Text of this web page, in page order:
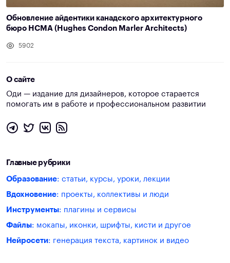
Обновление айдентики канадского архитектурного
бюро HCMA (Hughes Condon Marler Architects)
5902
О сайте
Оди — издание для дизайнеров, которое старается
помогать им в работе и профессиональном развитии
Главные рубрики
Образование: статьи, курсы, уроки, лекции
Вдохновение: проекты, коллективы и люди
Инструменты: плагины и сервисы
Файлы: мокапы, иконки, шрифты, кисти и другое
Нейросети: генерация текста, картинок и видео